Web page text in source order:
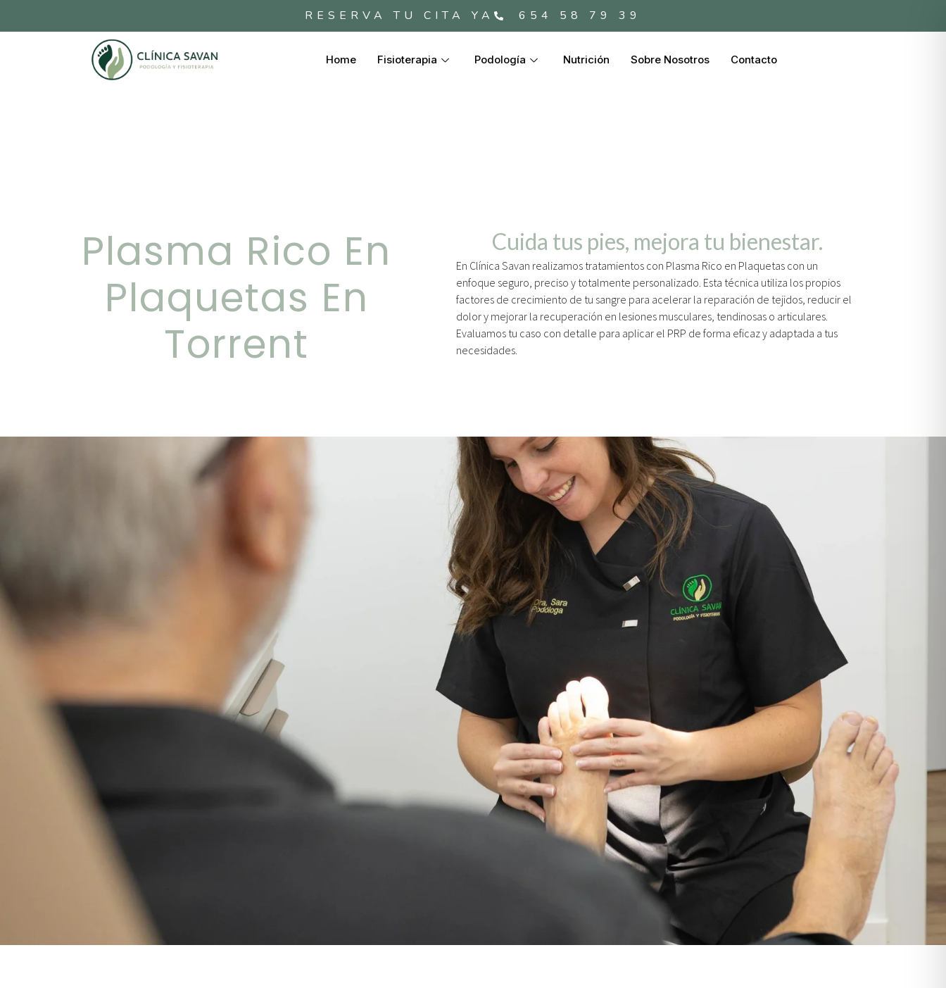
RESERVA TU CITA YA 654 58 79 39
Home Fisioterapia Podología Nutrición Sobre Nosotros Contacto
Plasma Rico En
Plaquetas En
Torrent
Cuida tus pies, mejora tu bienestar.
En Clínica Savan realizamos tratamientos con Plasma Rico en Plaquetas con un
enfoque seguro, preciso y totalmente personalizado. Esta técnica utiliza los propios
factores de crecimiento de tu sangre para acelerar la reparación de tejidos, reducir el
dolor y mejorar la recuperación en lesiones musculares, tendinosas o articulares.
Evaluamos tu caso con detalle para aplicar el PRP de forma eficaz y adaptada a tus
necesidades.